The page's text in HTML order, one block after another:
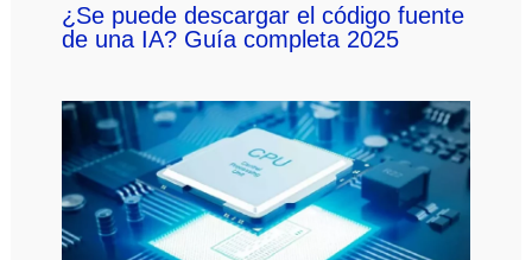
¿Se puede descargar el código fuente
de una IA? Guía completa 2025